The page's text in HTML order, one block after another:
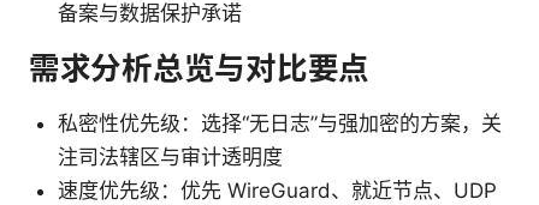
备案与数据保护承诺
需求分析总览与对比要点
私密性优先级：选择“无日志”与强加密的方案，关
注司法辖区与审计透明度
速度优先级：优先 WireGuard、就近节点、UDP